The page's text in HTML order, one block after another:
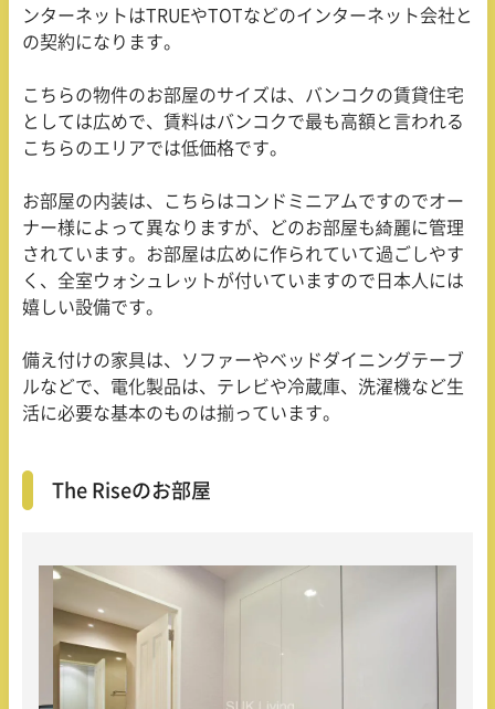
ンターネットはTRUEやTOTなどのインターネット会社と
の契約になります。
こちらの物件のお部屋のサイズは、バンコクの賃貸住宅
としては広めで、賃料はバンコクで最も高額と言われる
こちらのエリアでは低価格です。
お部屋の内装は、こちらはコンドミニアムですのでオー
ナー様によって異なりますが、どのお部屋も綺麗に管理
されています。お部屋は広めに作られていて過ごしやす
く、全室ウォシュレットが付いていますので日本人には
嬉しい設備です。
備え付けの家具は、ソファーやベッドダイニングテーブ
ルなどで、電化製品は、テレビや冷蔵庫、洗濯機など生
活に必要な基本のものは揃っています。
The Riseのお部屋